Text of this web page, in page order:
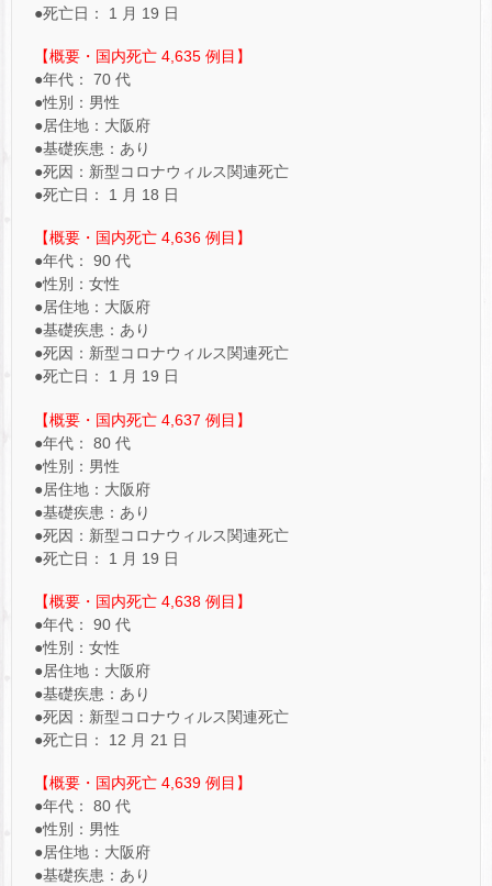
●死亡日： 1 月 19 日
【概要・国内死亡 4,635 例目】
●年代： 70 代
●性別：男性
●居住地：大阪府
●基礎疾患：あり
●死因：新型コロナウィルス関連死亡
●死亡日： 1 月 18 日
【概要・国内死亡 4,636 例目】
●年代： 90 代
●性別：女性
●居住地：大阪府
●基礎疾患：あり
●死因：新型コロナウィルス関連死亡
●死亡日： 1 月 19 日
【概要・国内死亡 4,637 例目】
●年代： 80 代
●性別：男性
●居住地：大阪府
●基礎疾患：あり
●死因：新型コロナウィルス関連死亡
●死亡日： 1 月 19 日
【概要・国内死亡 4,638 例目】
●年代： 90 代
●性別：女性
●居住地：大阪府
●基礎疾患：あり
●死因：新型コロナウィルス関連死亡
●死亡日： 12 月 21 日
【概要・国内死亡 4,639 例目】
●年代： 80 代
●性別：男性
●居住地：大阪府
●基礎疾患：あり